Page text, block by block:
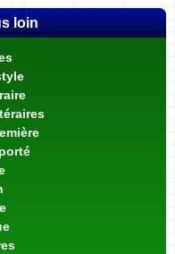
loin